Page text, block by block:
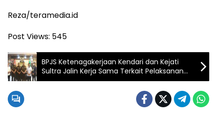
Reza/teramedia.id
Post Views: 545
BPJS Ketenagakerjaan Kendari dan Kejati
Sultra Jalin Kerja Sama Terkait Pelaksanan
Bantuan Hukum